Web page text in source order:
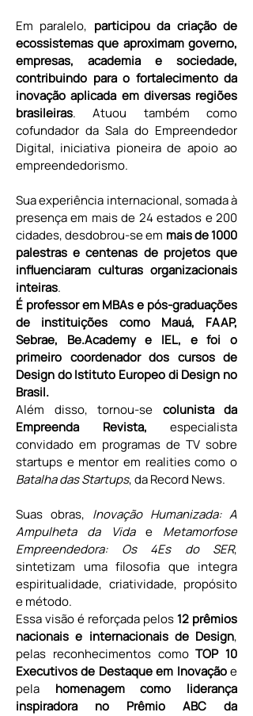
Em paralelo, participou da criação de
ecossistemas que aproximam governo,
empresas, academia e sociedade,
contribuindo para o fortalecimento da
inovação aplicada em diversas regiões
brasileiras. Atuou também como
cofundador da Sala do Empreendedor
Digital, iniciativa pioneira de apoio ao
empreendedorismo.
Sua experiência internacional, somada à
presença em mais de 24 estados e 200
cidades, desdobrou-se em mais de 1000
palestras e centenas de projetos que
influenciaram culturas organizacionais
inteiras.
É professor em MBAs e pós-graduações
de instituições como Mauá, FAAP,
Sebrae, Be.Academy e IEL, e foi o
primeiro coordenador dos cursos de
Design do Istituto Europeo di Design no
Brasil.
Além disso, tornou-se colunista da
Empreenda Revista, especialista
convidado em programas de TV sobre
Batalha das Startups, da Record News.
Suas obras, Inovação Humanizada: A
Ampulheta da Vida e Metamorfose
Empreendedora: Os 4Es do SER,
sintetizam uma filosofia que integra
espiritualidade, criatividade, propósito
e método.
Essa visão é reforçada pelos 12 prêmios
nacionais e internacionais de Design,
pelas reconhecimentos como TOP 10
Executivos de Destaque em Inovação e
pela homenagem como liderança
inspiradora no Prêmio ABC da